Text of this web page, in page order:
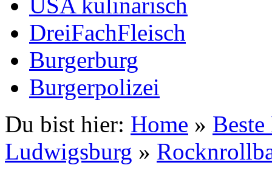
DreiFachFleisch
Burgerburg
Burgerpolizei
Du bist hier: Home »
Ludwigsburg »